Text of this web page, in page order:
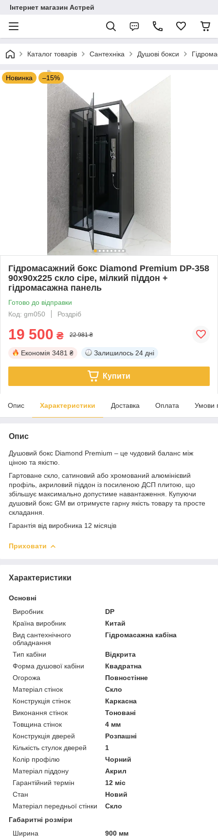
Інтернет магазин Астрей
Каталог товарів Сантехніка Душові бокси
Новинка –15%
Гідромасажний бокс Diamond Premium DP-358
90x90x225 скло сіре, мілкий піддон +
гідромасажна панель
Готово до відправки
Код: gm050
Роздріб
19 500 ₴ 22 981 ₴
Економія 3481 ₴ Залишилось 24 дні
Купити
Опис Характеристики Доставка Оплата Умови
Опис
Душовий бокс Diamond Premium – це чудовий баланс між
ціною та якістю.
Гартоване скло, сатиновий або хромований алюмінієвий
профіль, акриловий піддон із посиленою ДСП плитою, що
збільшує максимально допустиме навантаження. Купуючи
душовий бокс GM ви отримуєте гарну якість товару та просте
складання.
Гарантія від виробника 12 місяців
Приховати
Характеристики
Основні
Виробник
DP
Країна виробник
Китай
Вид сантехнічного
обладнання
Гідромасажна кабіна
Тип кабіни
Відкрита
Форма душової кабіни
Квадратна
Огорожа
Повностінне
Матеріал стінок
Скло
Конструкція стінок
Каркасна
Виконання стінок
Тоновані
Товщина стінок
4 мм
Конструкція дверей
Розпашні
Кількість стулок дверей
1
Колір профілю
Чорний
Матеріал піддону
Акрил
Гарантійний термін
12 міс
Стан
Новий
Матеріал передньої стінки
Скло
Габаритні розміри
Ширина
900 мм